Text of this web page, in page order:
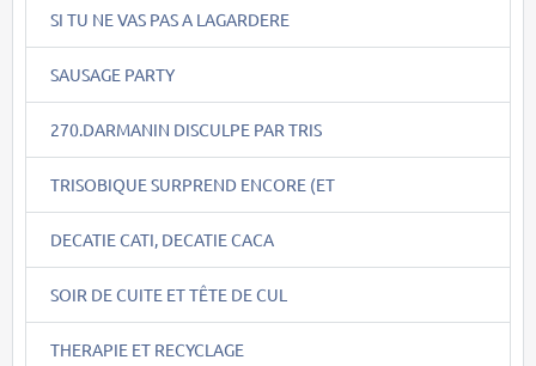
SI TU NE VAS PAS A LAGARDERE
SAUSAGE PARTY
270.DARMANIN DISCULPE PAR TRIS
TRISOBIQUE SURPREND ENCORE (ET
DECATIE CATI, DECATIE CACA
SOIR DE CUITE ET TÊTE DE CUL
THERAPIE ET RECYCLAGE